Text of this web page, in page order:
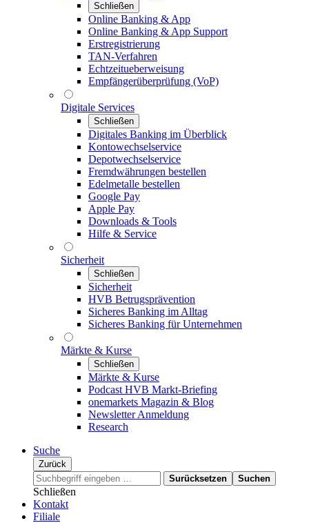
Schließen
Online Banking & App
Online Banking & App Support
Erstregistrierung
TAN-Verfahren
Echtzeitueberweisung
Empfängerüberprüfung (VoP)
Digitale Services
Schließen
Digitales Banking im Überblick
Kontowechselservice
Depotwechselservice
Fremdwährungen bestellen
Edelmetalle bestellen
Google Pay
Apple Pay
Downloads & Tools
Hilfe & Service
Sicherheit
Schließen
Sicherheit
HVB Betrugsprävention
Sicheres Banking im Alltag
Sicheres Banking für Unternehmen
Märkte & Kurse
Schließen
Märkte & Kurse
Podcast HVB Markt-Briefing
onemarkets Magazin & Blog
Newsletter Anmeldung
Research
Suche
Zurück
Surücksetzen
Suchen
Schließen
Kontakt
Filiale